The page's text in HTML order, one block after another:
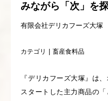
みながら「次」を
有限会社デリカフーズ大塚
カテゴリ 畜産食料品
『デリカフーズ大塚』は
スタートした主力商品の